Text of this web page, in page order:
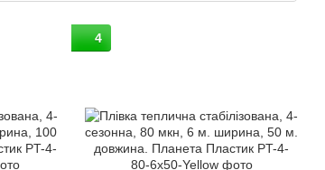
4